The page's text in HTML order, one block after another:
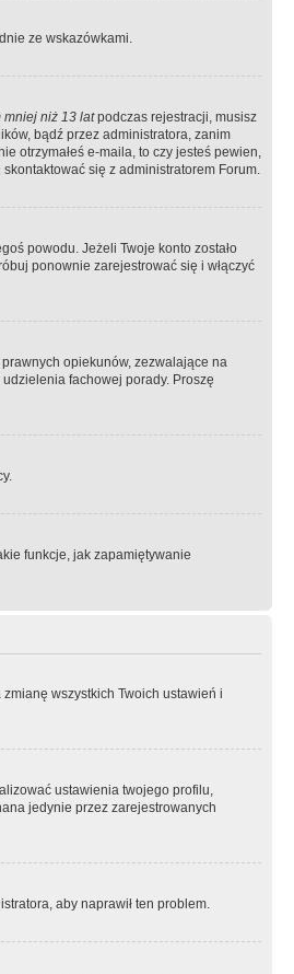
ze wskazówkami.
mniej niż 13 latpodczas rejestracji, musisz
bądź przez administratora, zanim
otrzymałeś e-maila, to czy jesteś pewien,
się z administratorem Forum.
powodu. Jeżeli Twoje konto zostało
ponownie zarejestrować się i włączyć
opiekunów, zezwalające na
fachowej porady. Proszę
funkcje, jak zapamiętywanie
wszystkich Twoich ustawień i
ustawienia twojego profilu,
jedynie przez zarejestrowanych
aby naprawił ten problem.